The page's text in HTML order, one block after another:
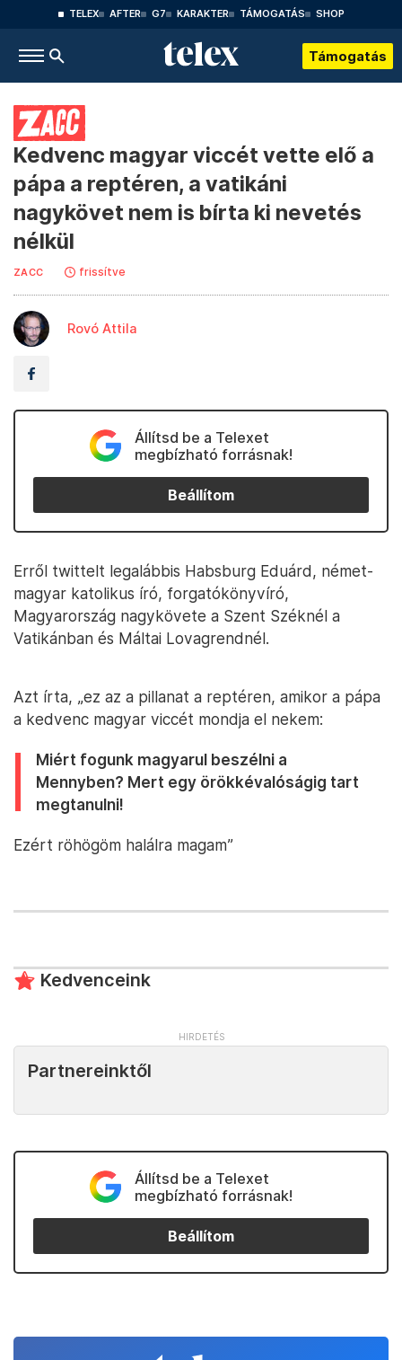
TELEX AFTER G7 KARAKTER TÁMOGATÁS SHOP
Támogatás
Kedvenc magyar viccét vette elő a
pápa a reptéren, a vatikáni
nagykövet nem is bírta ki nevetés
nélkül
ZACC frissítve
Rovó Attila
Állítsd be a Telexet
megbízható forrásnak!
Beállítom
Erről twittelt legalábbis Habsburg Eduárd, német-
magyar katolikus író, forgatókönyvíró,
Magyarország nagykövete a Szent Széknél a
Vatikánban és Máltai Lovagrendnél.
Azt írta, „ez az a pillanat a reptéren, amikor a pápa
a kedvenc magyar viccét mondja el nekem:
Miért fogunk magyarul beszélni a
Mennyben? Mert egy örökkévalóságig tart
megtanulni!
Ezért röhögöm halálra magam”
Kedvenceink
Partnereinktől
Állítsd be a Telexet
megbízható forrásnak!
Beállítom